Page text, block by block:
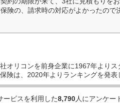
険の、請求時の対応がよかったので
オリコンを前身企業に1967年よりス
険は、2020年よりランキングを発表
ービスを利用した8,790人にアンケー